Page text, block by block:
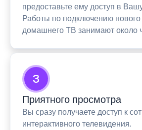
предоставьте ему доступ в
Работы по подключению нового
домашнего ТВ занимают около
3
Приятного просмотра
Вы сразу получаете доступ к
интерактивного телевидения.